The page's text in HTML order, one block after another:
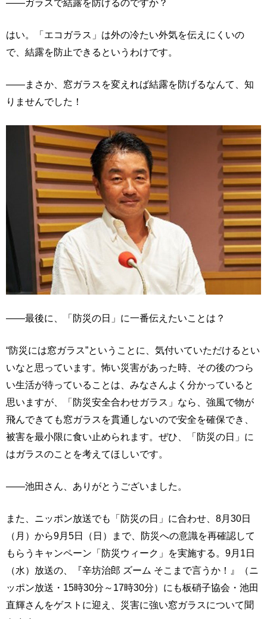
――ガラスで結露を防げるのですか？
はい。「エコガラス」は外の冷たい外気を伝えにくいの
で、結露を防止できるというわけです。
――まさか、窓ガラスを変えれば結露を防げるなんて、知
りませんでした！
――最後に、「防災の日」に一番伝えたいことは？
“防災には窓ガラス”ということに、気付いていただけるとい
いなと思っています。怖い災害があった時、その後のつら
い生活が待っていることは、みなさんよく分かっていると
思いますが、「防災安全合わせガラス」なら、強風で物が
飛んできても窓ガラスを貫通しないので安全を確保でき、
被害を最小限に食い止められます。ぜひ、「防災の日」に
はガラスのことを考えてほしいです。
――池田さん、ありがとうございました。
また、ニッポン放送でも「防災の日」に合わせ、8月30日
（月）から9月5日（日）まで、防災への意識を再確認して
もらうキャンペーン「防災ウィーク」を実施する。9月1日
（水）放送の、『辛坊治郎 ズーム そこまで言うか！』（ニ
ッポン放送・15時30分～17時30分）にも板硝子協会・池田
直輝さんをゲストに迎え、災害に強い窓ガラスについて聞